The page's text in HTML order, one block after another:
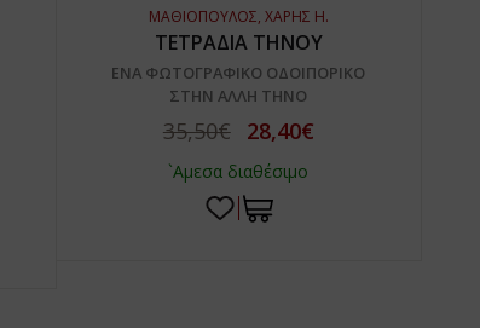
ΜΑΘΙΟΠΟΥΛΟΣ, ΧΑΡΗΣ Η.
ΤΕΤΡΑΔΙΑ ΤΗΝΟΥ
ΕΝΑ ΦΩΤΟΓΡΑΦΙΚΟ ΟΔΟΙΠΟΡΙΚΟ
ΣΤΗΝ ΑΛΛΗ ΤΗΝΟ
35,50€ 28,40€
`Αμεσα διαθέσιμο